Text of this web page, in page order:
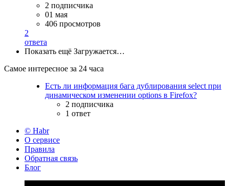
2 подписчика
01 мая
406 просмотров
2
ответа
Показать ещё Загружается…
Самое интересное за 24 часа
Есть ли информация бага дублирования select при
динамическом изменении options в Firefox?
2 подписчика
1 ответ
© Habr
О сервисе
Правила
Обратная связь
Блог